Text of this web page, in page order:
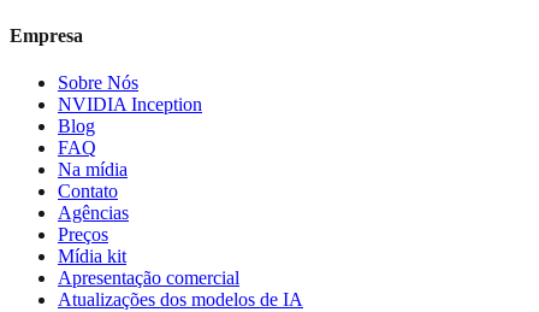
Empresa
Sobre Nós
NVIDIA Inception
Blog
FAQ
Na mídia
Contato
Agências
Preços
Mídia kit
Apresentação comercial
Atualizações dos modelos de IA